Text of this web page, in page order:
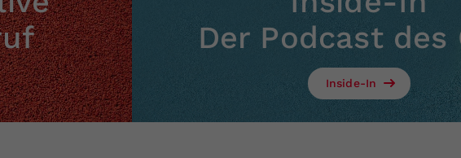
Der Podcast des
Inside-In